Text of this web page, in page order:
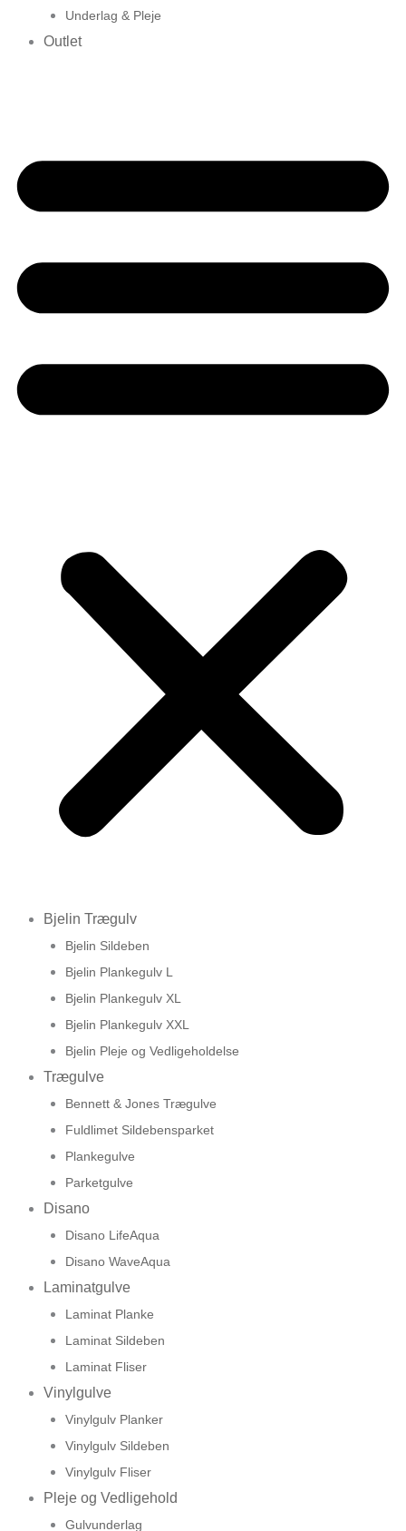
Underlag & Pleje
Outlet
Bjelin Trægulv
Bjelin Sildeben
Bjelin Plankegulv L
Bjelin Plankegulv XL
Bjelin Plankegulv XXL
Bjelin Pleje og Vedligeholdelse
Trægulve
Bennett & Jones Trægulve
Fuldlimet Sildebensparket
Plankegulve
Parketgulve
Disano
Disano LifeAqua
Disano WaveAqua
Laminatgulve
Laminat Planke
Laminat Sildeben
Laminat Fliser
Vinylgulve
Vinylgulv Planker
Vinylgulv Sildeben
Vinylgulv Fliser
Pleje og Vedligehold
Gulvunderlag